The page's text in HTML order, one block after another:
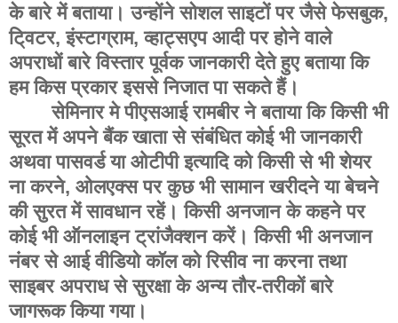
के बारे में बताया। उन्होंने सोशल साइटों पर जैसे फेसबुक,
टि्वटर, इंस्टाग्राम, व्हाट्सएप आदी पर होने वाले
अपराधों बारे विस्तार पूर्वक जानकारी देते हुए बताया कि
हम किस प्रकार इससे निजात पा सकते हैं।
सेमिनार मे पीएसआई रामबीर ने बताया कि किसी भी
सूरत में अपने बैंक खाता से संबंधित कोई भी जानकारी
अथवा पासवर्ड या ओटीपी इत्यादि को किसी से भी शेयर
ना करने, ओलएक्स पर कुछ भी सामान खरीदने या बेचने
की सुरत में सावधान रहें। किसी अनजान के कहने पर
कोई भी ऑनलाइन ट्रांजैक्शन करें। किसी भी अनजान
नंबर से आई वीडियो कॉल को रिसीव ना करना तथा
साइबर अपराध से सुरक्षा के अन्य तौर-तरीकों बारे
जागरूक किया गया।